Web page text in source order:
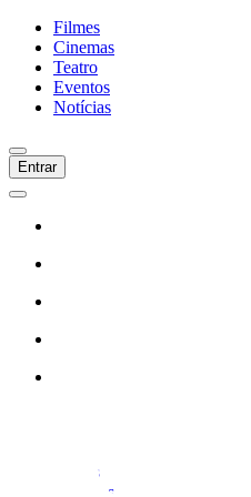
Filmes
Cinemas
Teatro
Eventos
Notícias
Entrar
Filmes
Cinemas